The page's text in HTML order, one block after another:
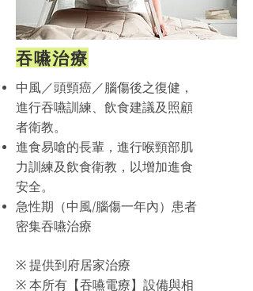
​吞嚥治療
中風／頭頸癌／腦傷後之復健，
進行吞嚥訓練、飲食建議及照顧
者衛教。
進食易嗆的長輩，進行喉頸部肌
力訓練及飲食衛教，以增加進食
安全。
急性期（中風/腦傷一年內）患者
密集吞嚥治療​​
​※ 提供到府居家治療
※ 本所有【吞嚥電療】設備與相